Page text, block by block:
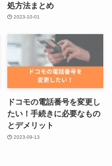
処方法まとめ
2023-10-01
ドコモの電話番号を変更し
たい！手続きに必要なもの
とデメリット
2023-09-13